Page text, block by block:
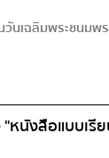
เฉลิมพระชนม
หนังสือแบบเรี